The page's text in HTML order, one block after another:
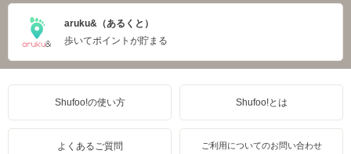
aruku&（あるくと）
歩いてポイントが貯まる
Shufoo!の使い方 Shufoo!とは
よくあるご質問 ご利用についてのお問い合わせ